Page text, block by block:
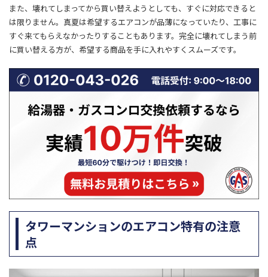
また、壊れてしまってから買い替えようとしても、すぐに対応できると
は限りません。真夏は希望するエアコンが品薄になっていたり、工事に
すぐ来てもらえなかったりすることもあります。完全に壊れてしまう前
に買い替える方が、希望する商品を手に入れやすくスムーズです。
タワーマンションのエアコン特有の注意
点